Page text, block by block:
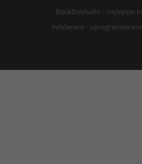
BlackDotAudio - najlepsze
InfoSerwis-